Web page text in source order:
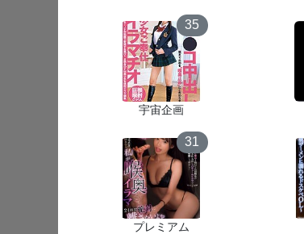
35
宇宙企画
31
プレミアム